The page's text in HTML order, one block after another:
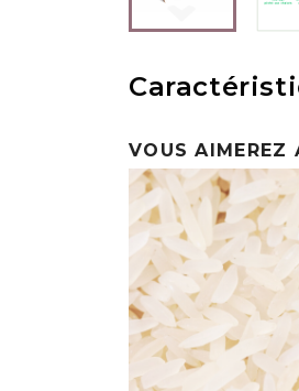
VOUS AIMEREZ